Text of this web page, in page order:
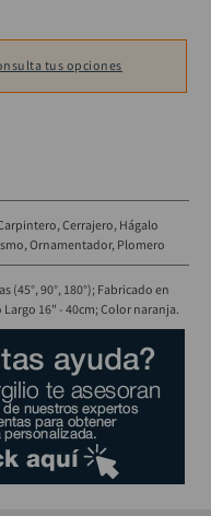
tus opciones
Cerrajero Hágalo
Ornamentador Plomero
(45°, 90°, 180°); Fabricado en
16" - 40cm; Color naranja.